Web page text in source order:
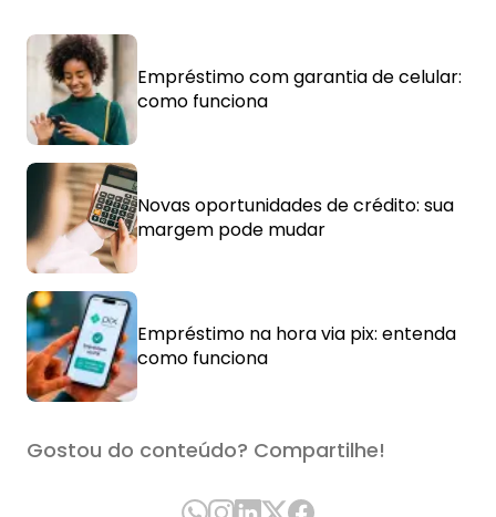
Empréstimo com garantia de celular:
como funciona
Novas oportunidades de crédito: sua
margem pode mudar
Empréstimo na hora via pix: entenda
como funciona
Gostou do conteúdo? Compartilhe!